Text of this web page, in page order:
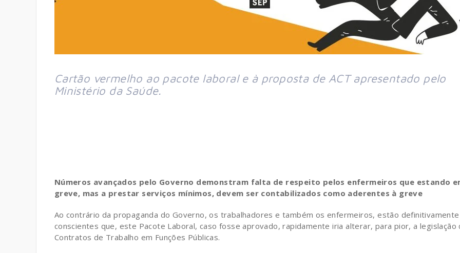
Cartão vermelho ao pacote laboral e à proposta de ACT apresentado pelo
Ministério da Saúde.
Números avançados pelo Governo demonstram falta de respeito pelos enfermeiros que estando
greve, mas a prestar serviços mínimos, devem ser contabilizados como aderentes à greve
Ao contrário da propaganda do Governo, os trabalhadores e também os enfermeiros, estão definitivamente
conscientes que, este Pacote Laboral, caso fosse aprovado, rapidamente iria alterar, para pior, a legislação
Contratos de Trabalho em Funções Públicas.